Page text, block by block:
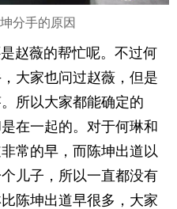
分手的原因
赵薇的帮忙呢。不过何
大家也问过赵薇，但是
所以大家都能确定的
在一起的。对于何琳和
常的早，而陈坤出道以
儿子，所以一直都没有
陈坤出道早很多，大家